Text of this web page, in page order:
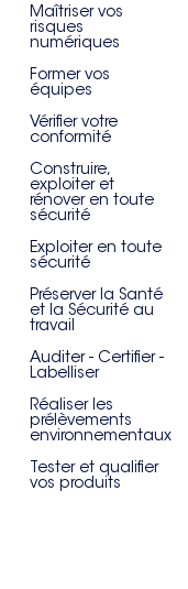
Maîtriser vos
risques
numériques
Former vos
équipes
Vérifier votre
conformité
Construire,
exploiter et
rénover en toute
sécurité
Exploiter en toute
sécurité
Préserver la Santé
et la Sécurité au
travail
Auditer - Certifier -
Labelliser
Réaliser les
prélèvements
environnementaux
Tester et qualifier
vos produits